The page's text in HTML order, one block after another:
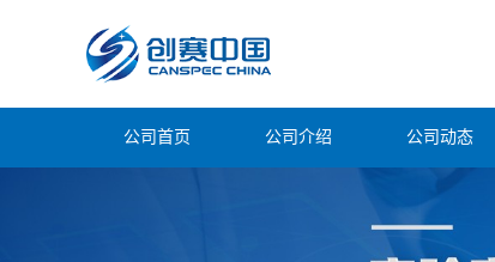
公司首页 公司介绍 公司动态